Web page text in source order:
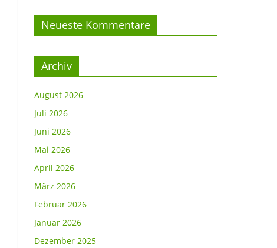
Neueste Kommentare
Archiv
August 2026
Juli 2026
Juni 2026
Mai 2026
April 2026
März 2026
Februar 2026
Januar 2026
Dezember 2025